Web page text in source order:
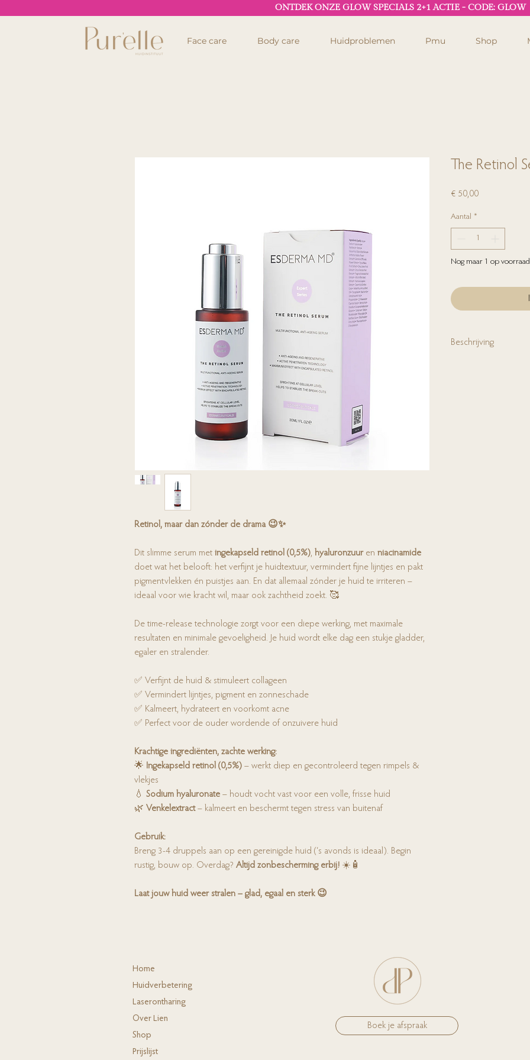
ONTDEK ONZE GLOW SPECIALS 2+1 ACTIE - CODE: GLOW
Face care Body care Huidproblemen Pmu Shop
Retinol, maar dan zónder de drama 😉✨
Dit slimme serum met ingekapseld retinol (0,5%), hyaluronzuuren niacinamide
doet wat het belooft: het verfijnt je huidtextuur, vermindert fijne lijntjes en pakt
pigmentvlekken én puistjes aan. En dat allemaal zónder je huid te irriteren –
ideaal voor wie kracht wil, maar ook zachtheid zoekt. 🥰
De time-release technologie zorgt voor een diepe werking, met maximale
resultaten en minimale gevoeligheid. Je huid wordt elke dag een stukje gladder,
egaler en stralender.
✅ Verfijnt de huid & stimuleert collageen
✅ Vermindert lijntjes, pigment en zonneschade
✅ Kalmeert, hydrateert en voorkomt acne
✅ Perfect voor de ouder wordende of onzuivere huid
Krachtige ingrediënten, zachte werking:
🌟 Ingekapseld retinol (0,5%) – werkt diep en gecontroleerd tegen rimpels &
vlekjes
💧 Sodium hyaluronate – houdt vocht vast voor een volle, frisse huid
🌿 Venkelextract– kalmeert en beschermt tegen stress van buitenaf
Gebruik:
Breng 3-4 druppels aan op een gereinigde huid (‘s avonds is ideaal). Begin
rustig, bouw op. Overdag? Altijd zonbescherming erbij! ☀️🧴
Laat jouw huid weer stralen – glad, egaal en sterk 😉
The Retinol
€ 50,00Prijs
Aantal *
Nog maar 1 op voorraad
Beschrijving
Home
Huidverbetering
Laserontharing
Over Lien
Shop
Prijs lijst
Boek je afspraak